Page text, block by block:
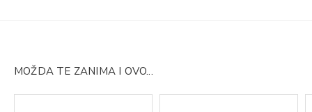
MOŽDA TE ZANIMA I OVO...